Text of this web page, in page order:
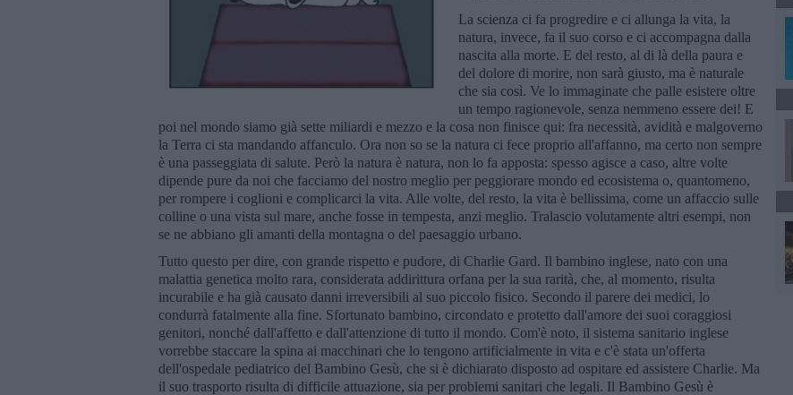
La scienza ci fa progredire e ci allunga la vita, la
natura, invece, fa il suo corso e ci accompagna dalla
nascita alla morte. E del resto, al di là della paura e
del dolore di morire, non sarà giusto, ma è naturale
che sia così. Ve lo immaginate che palle esistere oltre
un tempo ragionevole, senza nemmeno essere dei! E
poi nel mondo siamo già sette miliardi e mezzo e la cosa non finisce qui: fra necessità, avidità e malgoverno
la Terra ci sta mandando affanculo. Ora non so se la natura ci fece proprio all'affanno, ma certo non sempre
è una passeggiata di salute. Però la natura è natura, non lo fa apposta: spesso agisce a caso, altre volte
dipende pure da noi che facciamo del nostro meglio per peggiorare mondo ed ecosistema o, quantomeno,
per rompere i coglioni e complicarci la vita. Alle volte, del resto, la vita è bellissima, come un affaccio sulle
colline o una vista sul mare, anche fosse in tempesta, anzi meglio. Tralascio volutamente altri esempi, non
se ne abbiano gli amanti della montagna o del paesaggio urbano.
Tutto questo per dire, con grande rispetto e pudore, di Charlie Gard. Il bambino inglese, nato con una
malattia genetica molto rara, considerata addirittura orfana per la sua rarità, che, al momento, risulta
incurabile e ha già causato danni irreversibili al suo piccolo fisico. Secondo il parere dei medici, lo
condurrà fatalmente alla fine. Sfortunato bambino, circondato e protetto dall'amore dei suoi coraggiosi
genitori, nonché dall'affetto e dall'attenzione di tutto il mondo. Com'è noto, il sistema sanitario inglese
vorrebbe staccare la spina ai macchinari che lo tengono artificialmente in vita e c'è stata un'offerta
dell'ospedale pediatrico del Bambino Gesù, che si è dichiarato disposto ad ospitare ed assistere Charlie. Ma
il suo trasporto risulta di difficile attuazione, sia per problemi sanitari che legali. Il Bambino Gesù è